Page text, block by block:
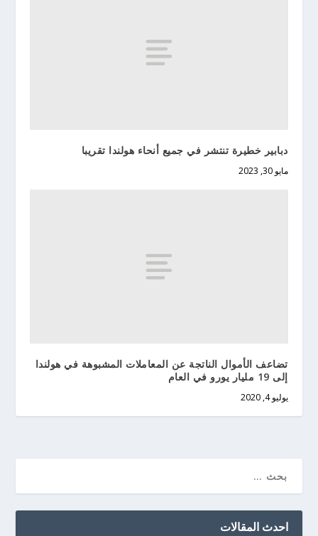
دبابير خطيرة تنتشر في جميع أنحاء هولندا تقريبا
مايو 30, 2023
تضاعف الأموال الناتجة عن المعاملات المشبوهة في هولندا
إلى 19 مليار يورو في العام
يوليو 4, 2020
احدث المقالات